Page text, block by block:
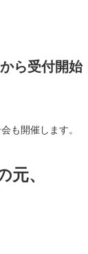
ら受付開始
も開催します。
元、